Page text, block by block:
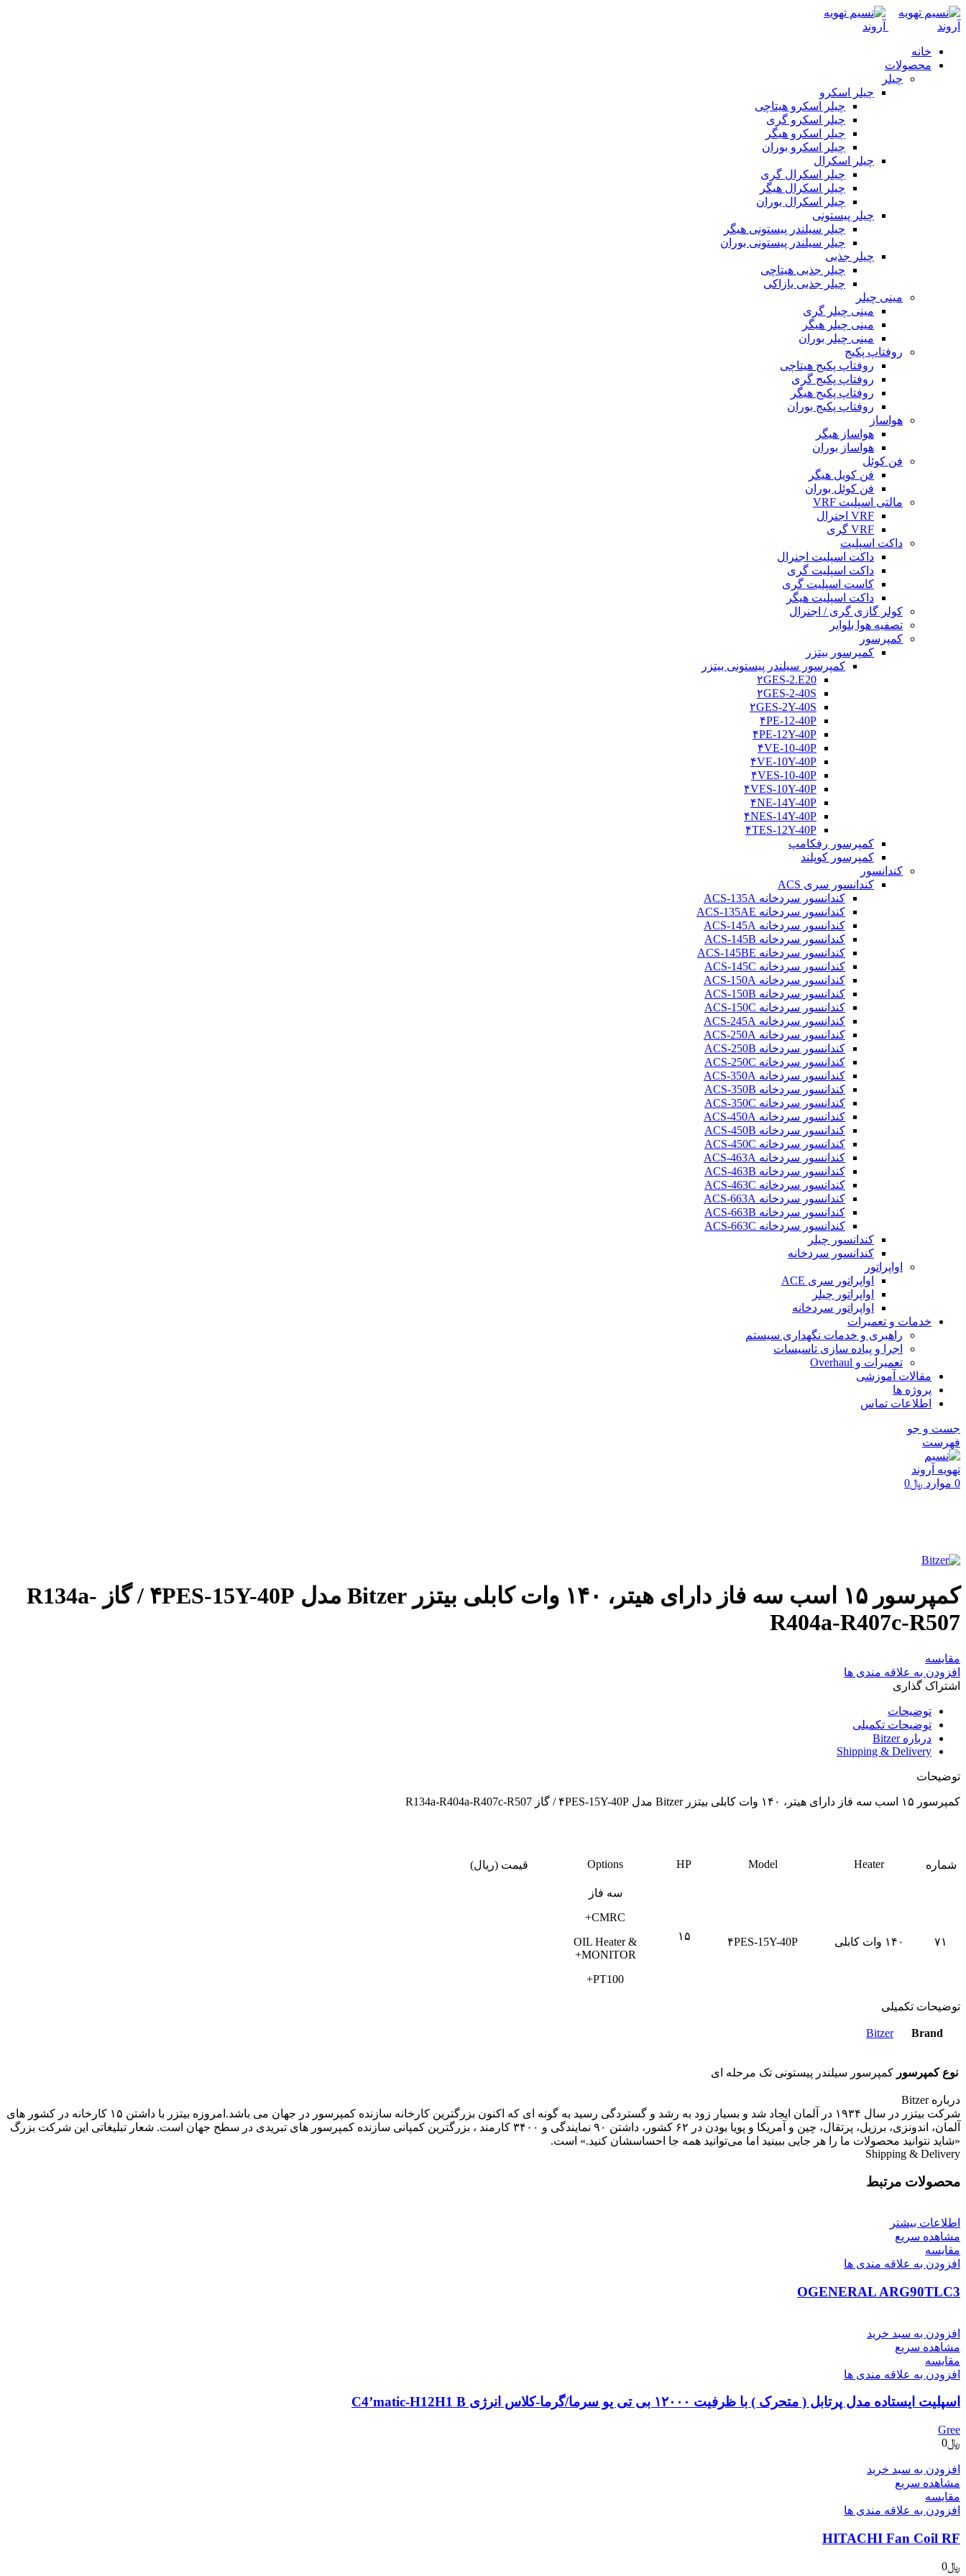
خانه
محصولات
چیلر
چیلر اسکرو
چیلر اسکرو هیتاچی
چیلر اسکرو گری
چیلر اسکرو هیگر
چیلر اسکرو بوران
چیلر اسکرال
چیلر اسکرال گری
چیلر اسکرال هیگر
چیلر اسکرال بوران
چیلر پیستونی
چیلر سیلندر پیستونی هیگر
چیلر سیلندر پیستونی بوران
چیلر جذبی
چیلر جذبی هیتاچی
چیلر جذبی یازاکی
مینی چیلر
مینی چیلر گری
مینی چیلر هیگر
مینی چیلر بوران
روفتاپ پکیج
روفتاپ پکیج هیتاچی
روفتاپ پکیج گری
روفتاپ پکیج هیگر
روفتاپ پکیج بوران
هواساز
هواساز هیگر
هواساز بوران
فن کوئل
فن کویل هیگر
فن کوئل بوران
مالتی اسپلیت VRF
VRF اجنرال
VRF گری
داکت اسپلیت
داکت اسپلیت اجنرال
داکت اسپلیت گری
کاست اسپلیت گری
داکت اسپلیت هیگر
کولر گازی گری / اجنرال
تصفیه هوا بلوایر
کمپرسور
کمپرسور بیتزر
کمپرسور سیلندر پیستونی بیتزر
۲GES-2.E20
۲GES-2-40S
۲GES-2Y-40S
۴PE-12-40P
۴PE-12Y-40P
۴VE-10-40P
۴VE-10Y-40P
۴VES-10-40P
۴VES-10Y-40P
۴NE-14Y-40P
۴NES-14Y-40P
۴TES-12Y-40P
کمپرسور رفکامپ
کمپرسور کوپلند
کندانسور
کندانسور سری ACS
کندانسور سردخانه ACS-135A
کندانسور سردخانه ACS-135AE
کندانسور سردخانه ACS-145A
کندانسور سردخانه ACS-145B
کندانسور سردخانه ACS-145BE
کندانسور سردخانه ACS-145C
کندانسور سردخانه ACS-150A
کندانسور سردخانه ACS-150B
کندانسور سردخانه ACS-150C
کندانسور سردخانه ACS-245A
کندانسور سردخانه ACS-250A
کندانسور سردخانه ACS-250B
کندانسور سردخانه ACS-250C
کندانسور سردخانه ACS-350A
کندانسور سردخانه ACS-350B
کندانسور سردخانه ACS-350C
کندانسور سردخانه ACS-450A
کندانسور سردخانه ACS-450B
کندانسور سردخانه ACS-450C
کندانسور سردخانه ACS-463A
کندانسور سردخانه ACS-463B
کندانسور سردخانه ACS-463C
کندانسور سردخانه ACS-663A
کندانسور سردخانه ACS-663B
کندانسور سردخانه ACS-663C
کندانسور چیلر
کندانسور سردخانه
اواپراتور
اواپراتور سری ACE
اواپراتور چیلر
اواپراتور سردخانه
خدمات و تعمیرات
راهبری و خدمات نگهداری سیستم
اجرا و پیاده سازی تاسیسات
تعمیرات و Overhaul
مقالات آموزشی
پروژه ها
اطلاعات تماس
جست و جو
فهرست
0 موارد ﷼0
کمپرسور ۱۵ اسب سه فاز دارای هیتر، ۱۴۰ وات کابلی بیتزر Bitzer مدل ۴PES-15Y-40P / گاز R134a-
R404a-R407c-R507
مقایسه
افزودن به علاقه مندی ها
اشتراک گذاری
توضیحات
توضیحات تکمیلی
درباره Bitzer
Shipping & Delivery
توضیحات
کمپرسور ۱۵ اسب سه فاز دارای هیتر، ۱۴۰ وات کابلی بیتزر Bitzer مدل ۴PES-15Y-40P / گاز R134a-R404a-R407c-R507
شماره Heater
Model
HP
Options قیمت (ریال)
۷۱ ۱۴۰ وات کابلی ۴PES-15Y-40P ۱۵
سه فاز
CMRC+
OIL Heater &
MONITOR+
PT100+
توضیحات تکمیلی
Brand
Bitzer
نوع کمپرسور کمپرسور سیلندر پیستونی تک مرحله ای
درباره Bitzer
شرکت بیتزر در سال ۱۹۳۴ در آلمان ایجاد شد و بسیار زود به رشد و گستردگی رسید به گونه ای که اکنون بزرگترین کارخانه سازنده کمپرسور در جهان می باشد.امروزه بیتزر با داشتن ۱۵ کارخانه در کشور های
آلمان، اندونزی، برزیل، پرتقال، چین و آمریکا و پویا بودن در ۶۲ کشور، داشتن ۹۰ نمایندگی و ۳۴۰۰ کارمند ، بزرگترین کمپانی سازنده کمپرسور های تبریدی در سطح جهان است. شعار تبلیغاتی این شرکت بزرگ
«شاید نتوانید محصولات ما را هر جایی ببینید اما می‌توانید همه جا احساسشان کنید.» است.
Shipping & Delivery
محصولات مرتبط
اطلاعات بیشتر
مشاهده سریع
مقایسه
افزودن به علاقه مندی ها
OGENERAL ARG90TLC3
افزودن به سبد خرید
مشاهده سریع
مقایسه
افزودن به علاقه مندی ها
اسپلیت ایستاده مدل پرتابل ( متحرک ) با ظرفیت ۱۲۰۰۰ بی تی یو سرما/گرما-کلاس انرژی C4’matic-H12H1 B
Gree
﷼0
افزودن به سبد خرید
مشاهده سریع
مقایسه
افزودن به علاقه مندی ها
HITACHI Fan Coil RF
﷼0